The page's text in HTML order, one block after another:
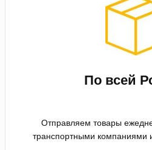
По всей
Отправляем товары
транспортными компаниями